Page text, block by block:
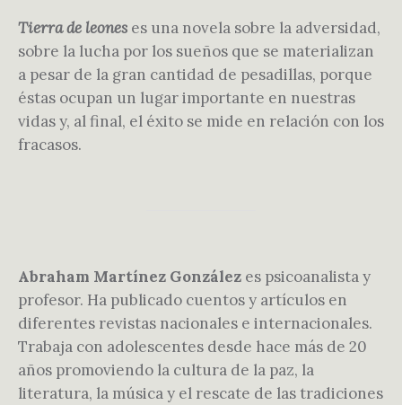
Tierra de leones es una novela sobre la adversidad,
sobre la lucha por los sueños que se materializan
a pesar de la gran cantidad de pesadillas, porque
éstas ocupan un lugar importante en nuestras
vidas y, al final, el éxito se mide en relación con los
fracasos.
Abraham Martínez González es psicoanalista y
profesor. Ha publicado cuentos y artículos en
diferentes revistas nacionales e internacionales.
Trabaja con adolescentes desde hace más de 20
años promoviendo la cultura de la paz, la
literatura, la música y el rescate de las tradiciones